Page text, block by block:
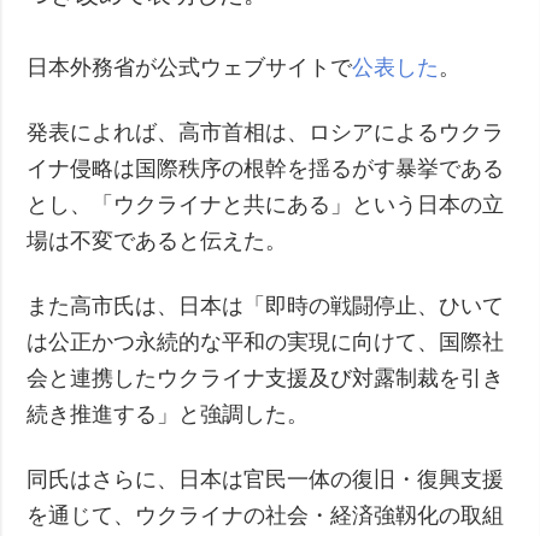
日本外務省が公式ウェブサイトで公表した 。
発表によれば、高市首相は、ロシアによるウクラ
イナ侵略は国際秩序の根幹を揺るがす暴挙である
とし、「ウクライナと共にある」という日本の立
場は不変であると伝えた。
また高市氏は、日本は「即時の戦闘停止、ひいて
は公正かつ永続的な平和の実現に向けて、国際社
会と連携したウクライナ支援及び対露制裁を引き
続き推進する」と強調した。
同氏はさらに、日本は官民一体の復旧・復興支援
を通じて、ウクライナの社会・経済強靱化の取組